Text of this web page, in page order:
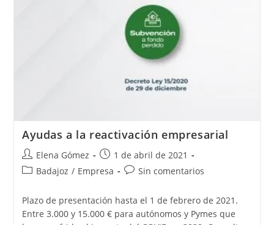
Ayudas a la reactivación empresarial
Elena Gómez
1 de abril de 2021
Badajoz / Empresa Sin comentarios
Plazo de presentación hasta el 1 de febrero de 2021.
Entre 3.000 y 15.000 € para autónomos y Pymes que